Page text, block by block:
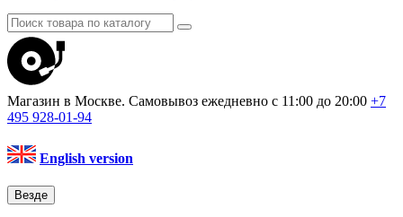
Магазин в Москве. Самовывоз ежедневно с 11:00 до 20:00 +7
495 928-01-94
English version
Везде